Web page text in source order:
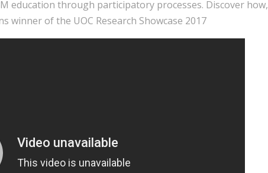
education through participatory processes. Discover how,
of the UOC Research Showcase 2017